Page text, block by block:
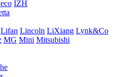
IZH
Lifan Lincoln LiXiang Lynk&Co
MG Mini Mitsubishi